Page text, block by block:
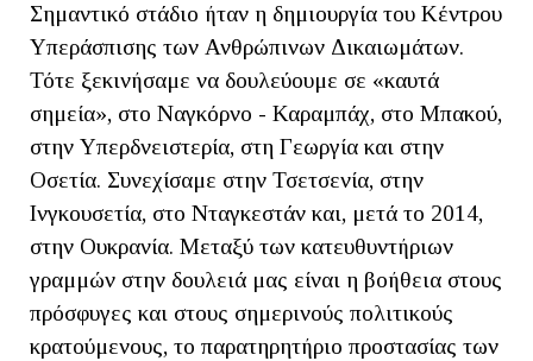
Σημαντικό στάδιο ήταν η δημιουργία του Κέντρου
Υπεράσπισης των Ανθρώπινων Δικαιωμάτων.
Τότε ξεκινήσαμε να δουλεύουμε σε «καυτά
σημεία», στο Ναγκόρνο - Καραμπάχ, στο Μπακού,
στην Υπερδνειστερία, στη Γεωργία και στην
Οσετία. Συνεχίσαμε στην Τσετσενία, στην
Ινγκουσετία, στο Νταγκεστάν και, μετά το 2014,
στην Ουκρανία. Μεταξύ των κατευθυντήριων
γραμμών στην δουλειά μας είναι η βοήθεια στους
πρόσφυγες και στους σημερινούς πολιτικούς
κρατούμενους, το παρατηρητήριο προστασίας των